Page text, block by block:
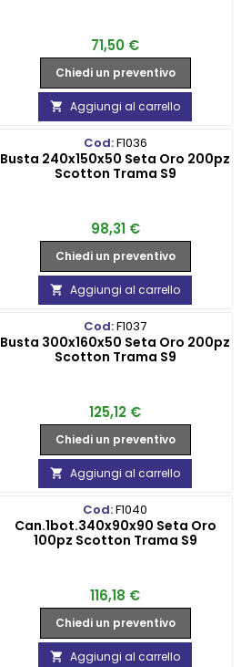
Prezzo
71,50 €
Chiedi un preventivo
 Aggiungi al carrello
Cod:F1036
Busta 240x150x50 Seta Oro 200pz
Scotton Trama S9
Prezzo
98,31 €
Chiedi un preventivo
 Aggiungi al carrello
Cod:F1037
Busta 300x160x50 Seta Oro 200pz
Scotton Trama S9
Prezzo
125,12 €
Chiedi un preventivo
 Aggiungi al carrello
Cod:F1040
Can.1bot.340x90x90 Seta Oro
100pz Scotton Trama S9
Prezzo
116,18 €
Chiedi un preventivo
 Aggiungi al carrello